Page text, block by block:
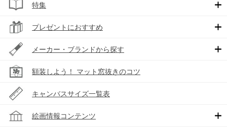
特集
プレゼントにおすすめ
メーカー・ブランドから探す
額装しよう！ マット窓抜きのコツ
キャンバスサイズ一覧表
絵画情報コンテンツ